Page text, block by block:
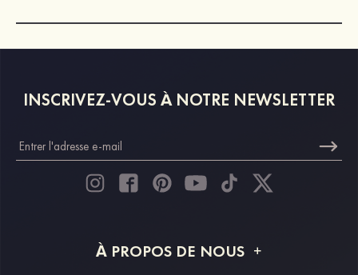
INSCRIVEZ-VOUS À NOTRE NEWSLETTER
À PROPOS DE NOUS